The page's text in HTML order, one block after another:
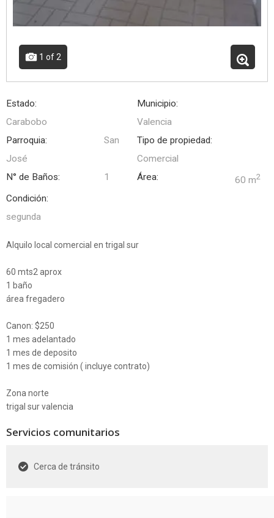
1 of 2
Estado:
Carabobo
Municipio:
Valencia
Parroquia:
San
José
Tipo de propiedad:
Comercial
N° de Baños:
1 Área: 60 m2
Condición:
segunda
Alquilo local comercial en trigal sur
60 mts2 aprox
1 baño
área fregadero
Canon: $250
1 mes adelantado
1 mes de deposito
1 mes de comisión ( incluye contrato)
Zona norte
trigal sur valencia
Servicios comunitarios
Cerca de tránsito